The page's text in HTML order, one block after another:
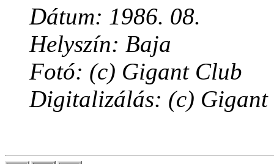
Dátum: 1986. 08.
Helyszín: Baja
Fotó: (c) Gigant Club
Digitalizálás: (c) Gigant